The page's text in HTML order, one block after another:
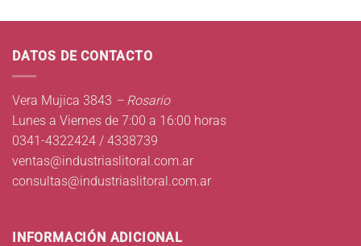
DATOS DE CONTACTO
Vera Mujica 3843 – Rosario
Lunes a Viernes de 7:00 a 16:00 horas
0341-4322424 / 4338739
ventas@industriaslitoral.com.ar
consultas@industriaslitoral.com.ar
INFORMACIÓN ADICIONAL